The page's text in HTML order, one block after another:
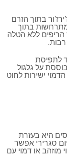
בתוך הזרם
מתרחשות בתוך
ללא הטלה
לתפיסת
על גלגול
ישירות לחוט
היא בעזרת
סגרירי אפשר
מוזהב או דמוי עם